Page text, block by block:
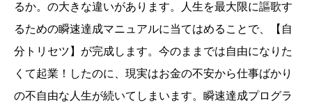
るか。の大きな違いがあります。人生を最大限に謳歌す
るための瞬速達成マニュアルに当てはめることで、【自
分トリセツ】が完成します。今のままでは自由になりた
くて起業！したのに、現実はお金の不安から仕事ばかり
の不自由な人生が続いてしまいます。瞬速達成プログラ